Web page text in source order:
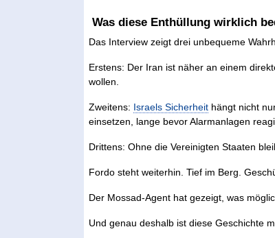
Was diese Enthüllung wirklich
Das Interview zeigt drei unbequeme
Erstens: Der Iran ist näher an einem
wollen.
Zweitens: Israels Sicherheit hängt nicht
einsetzen, lange bevor Alarmanlagen
Drittens: Ohne die Vereinigten Staaten
Fordo steht weiterhin. Tief im Berg.
Der Mossad-Agent hat gezeigt, was
Und genau deshalb ist diese Geschichte